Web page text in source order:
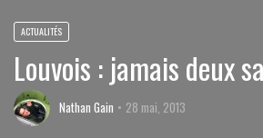
ACTUALITÉS
Louvois : jamais deux
Nathan Gain 28 mai, 2013